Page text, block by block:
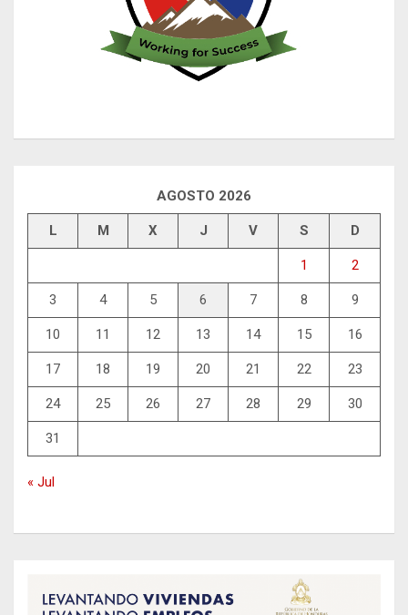
AGOSTO 2026
L M X J V S D
1 2
3 4 5 6 7 8 9
10 11 12 13 14 15 16
17 18 19 20 21 22 23
24 25 26 27 28 29 30
31
« Jul